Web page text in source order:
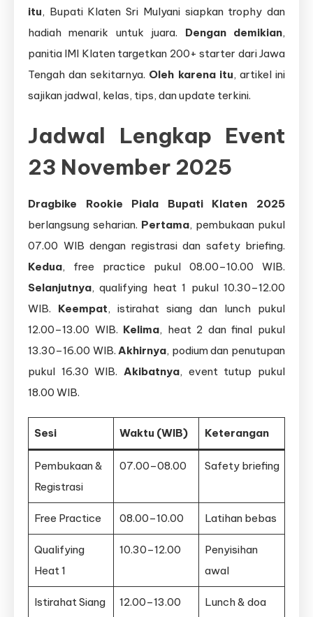
itu, Bupati Klaten Sri Mulyani siapkan trophy dan
hadiah menarik untuk juara. Dengan demikian,
panitia IMI Klaten targetkan 200+ starter dari Jawa
Tengah dan sekitarnya. Oleh karena itu, artikel ini
sajikan jadwal, kelas, tips, dan update terkini.
Jadwal Lengkap Event
23 November 2025
Dragbike Rookie Piala Bupati Klaten 2025
berlangsung seharian. Pertama, pembukaan pukul
07.00 WIB dengan registrasi dan safety briefing.
Kedua, free practice pukul 08.00–10.00 WIB.
Selanjutnya, qualifying heat 1 pukul 10.30–12.00
WIB. Keempat, istirahat siang dan lunch pukul
12.00–13.00 WIB. Kelima, heat 2 dan final pukul
13.30–16.00 WIB.Akhirnya, podium dan penutupan
pukul 16.30 WIB. Akibatnya, event tutup pukul
18.00 WIB.
Sesi Waktu (WIB) Keterangan
Pembukaan &
Registrasi
07.00–08.00 Safety briefing
Free Practice 08.00–10.00 Latihan bebas
Qualifying
Heat 1
10.30–12.00
Penyisihan
awal
Istirahat Siang 12.00–13.00 Lunch & doa